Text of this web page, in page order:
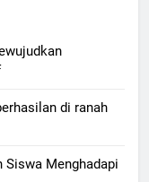
di ranah
Siswa Menghadapi